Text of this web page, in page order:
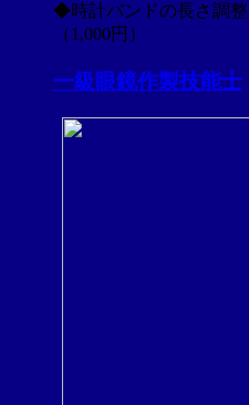
◆時計バンドの長さ調整
（1,000円）
一級眼鏡作製技能士